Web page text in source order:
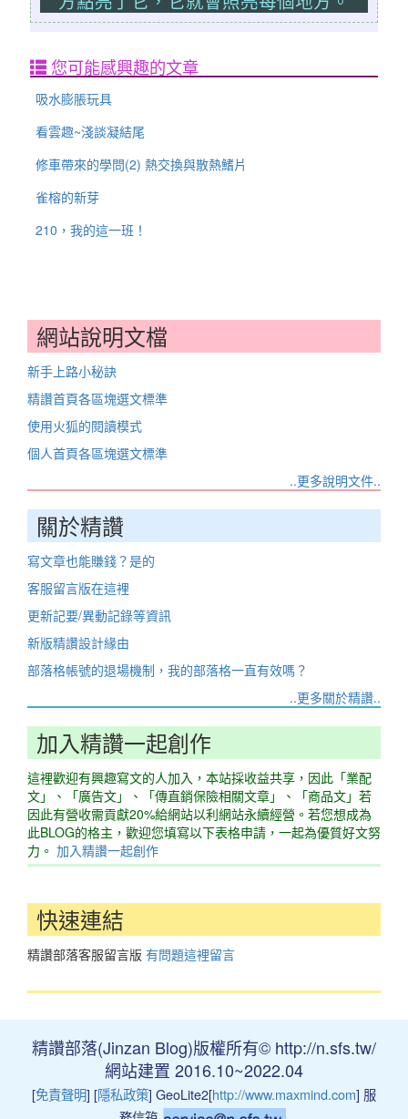
您可能感興趣的文章
吸水膨脹玩具
看雲趣~淺談凝結尾
修車帶來的學問(2) 熱交換與散熱鰭片
雀榕的新芽
210，我的這一班！
網站說明文檔
新手上路小秘訣
精讚首頁各區塊選文標準
使用火狐的閱讀模式
個人首頁各區塊選文標準
..更多說明文件..
關於精讚
寫文章也能賺錢？是的
客服留言版在這裡
更新記要/異動記錄等資訊
新版精讚設計緣由
部落格帳號的退場機制，我的部落格一直有效嗎？
..更多關於精讚..
加入精讚一起創作
這裡歡迎有興趣寫文的人加入，本站採收益共享，因此「業配
文」、「廣告文」、「傳直銷保險相關文章」、「商品文」若
因此有營收需貢獻20%給網站以利網站永續經營。若您想成為
此BLOG的格主，歡迎您填寫以下表格申請，一起為優質好文努
力。 加入精讚一起創作
快速連結
精讚部落客服留言版 有問題這裡留言
精讚部落(Jinzan Blog)版權所有© http://n.sfs.tw/
網站建置 2016.10~2022.04
[免責聲明] [隱私政策] GeoLite2[http://www.maxmind.com] 服